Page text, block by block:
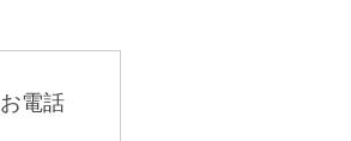
お電話